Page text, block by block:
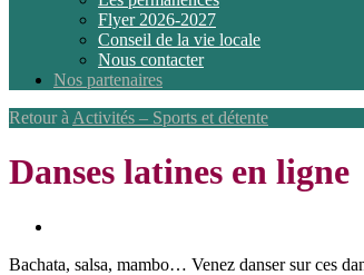
Flyer 2026-2027
Conseil de la vie locale
Nous contacter
Nos partenaires
Retour à Activités – Sports et détente
Danses latines en ligne
Bachata, salsa, mambo… Venez danser sur ces